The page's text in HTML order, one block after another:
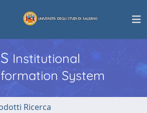
Institutional
System
Ricerca